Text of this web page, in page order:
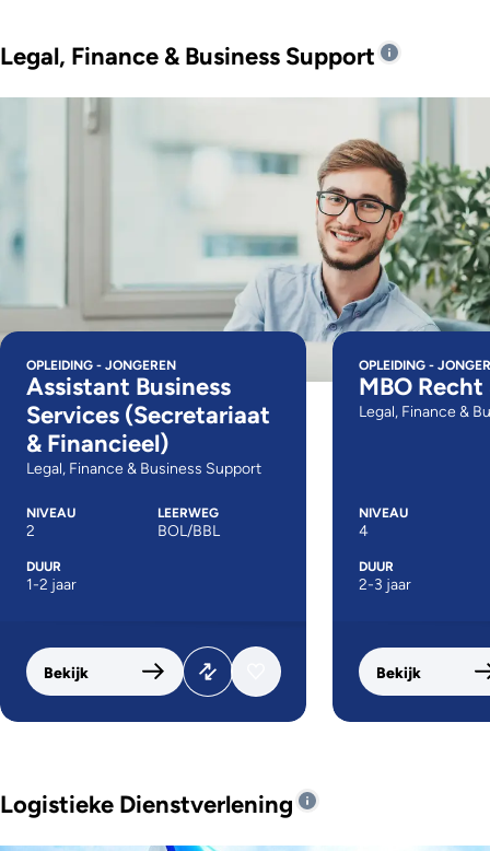
Legal, Finance & Business Support
OPLEIDING - JONGEREN
Assistant Business
Services (Secretariaat
& Financieel)
Legal, Finance & Business Support
NIVEAU
2
LEERWEG
BOL/BBL
DUUR
1-2 jaar
Bekijk
OPLEIDING -
MBO Recht
Legal, Finance &
NIVEAU
4
DUUR
2-3 jaar
Bekijk
Logistieke Dienstverlening